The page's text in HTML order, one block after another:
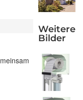
Weitere
Bilder